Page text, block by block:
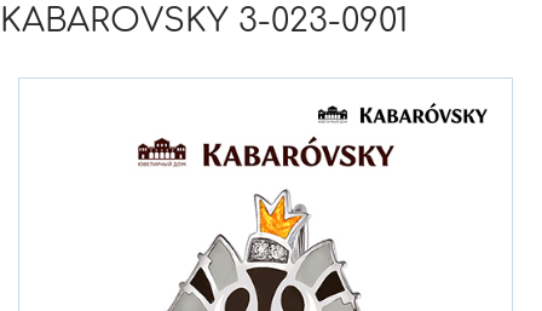
KABAROVSKY 3-023-0901